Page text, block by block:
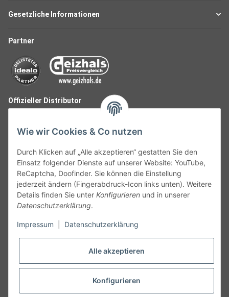
Gesetzliche Informationen
Partner
Offizieller Distributor
Follow Us
Widerruf
Vertrag widerrufen
Wie wir Cookies & Co nutzen
Durch Klicken auf „Alle akzeptieren“ gestatten Sie den
Einsatz folgender Dienste auf unserer Website: YouTube,
ReCaptcha, Doofinder. Sie können die Einstellung
jederzeit ändern (Fingerabdruck-Icon links unten). Weitere
Details finden Sie unter Konfigurieren und in unserer
Datenschutzerklärung.
Impressum Datenschutzerklärung
Alle akzeptieren
Konfigurieren